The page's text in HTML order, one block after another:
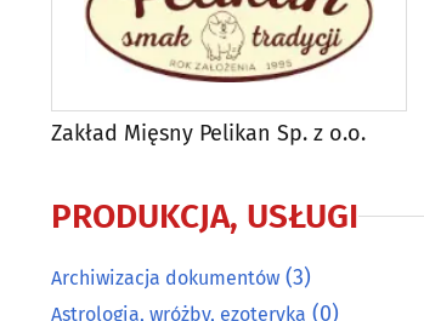
Zakład Mięsny Pelikan Sp. z o.o.
PRODUKCJA, USŁUGI
Archiwizacja dokumentów (3)
Astrologia, wróżby, ezoteryka (0)